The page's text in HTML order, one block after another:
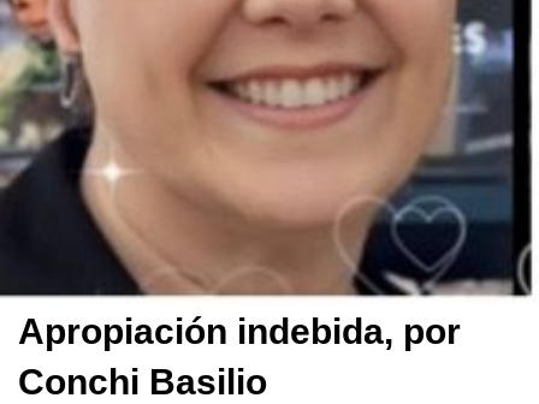
Apropiación indebida, por
Conchi Basilio